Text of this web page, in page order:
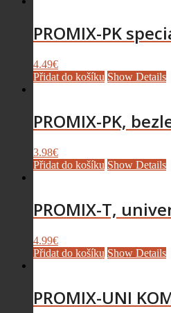
PROMIX-PK
4.49€
Přidat do košíku Show Details
PROMIX-PK,
3.98€
Přidat do košíku Show Details
PROMIX-T,
4.99€
Přidat do košíku Show Details
PROMIX-UNI